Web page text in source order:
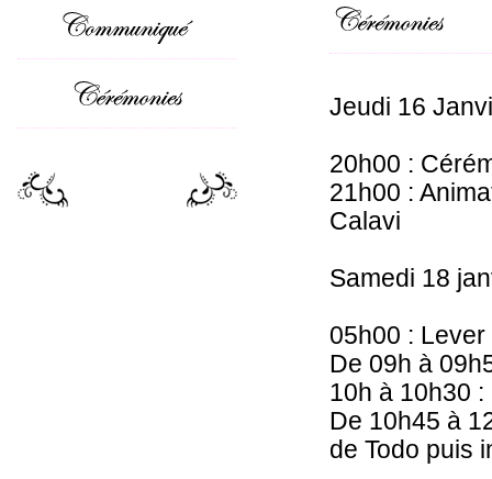
Jeudi 16
20h00 :
21h00 :
Calavi
Samedi 18
05h00 :
De 09h à
10h à 10h30 :
De 10h45 à
de Todo puis